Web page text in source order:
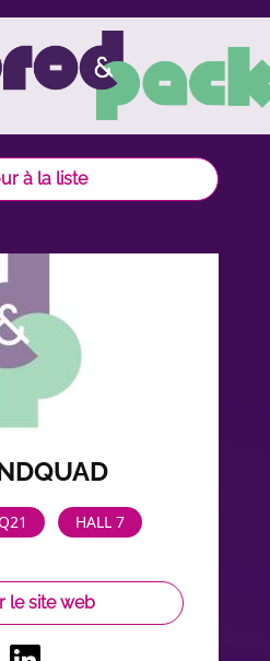
à la liste
HALL 7
le site web